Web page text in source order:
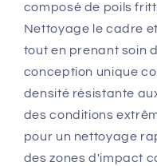
composé de poils
Nettoyage le cadre
tout en prenant soin
conception unique
densité résistante
des conditions
pour un nettoyage
des zones d'impact